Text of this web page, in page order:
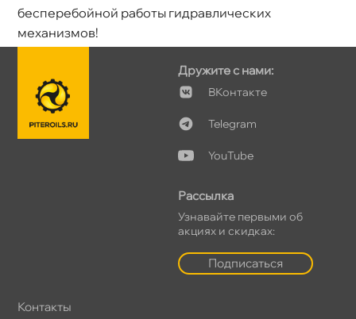
есперебойной работы гидравлических
механизмов!
Дружите с нами:
Контакте
Telegram
YouTube
Рассылка
Узнавайте первыми о
акциях и скидках:
Подписаться
Контакты